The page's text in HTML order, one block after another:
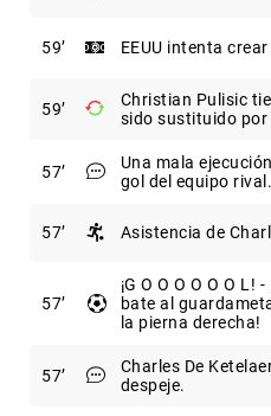
59 EEUU intenta
59
Christian Pulisic
sido sustituido por
57
Una mala
gol del equipo rival.
57 Asistencia de
57
¡G O O O O O O L!
bate al
la pierna derecha!
57
Charles De
despeje.